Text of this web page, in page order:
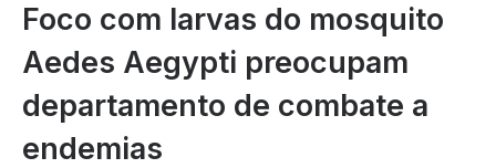
Foco com larvas do mosquito
Aedes Aegypti preocupam
departamento de combate a
endemias